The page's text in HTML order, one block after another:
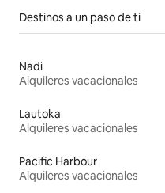
Destinos a un paso de ti
Nadi
Alquileres vacacionales
Lautoka
Alquileres vacacionales
Pacific Harbour
Alquileres vacacionales